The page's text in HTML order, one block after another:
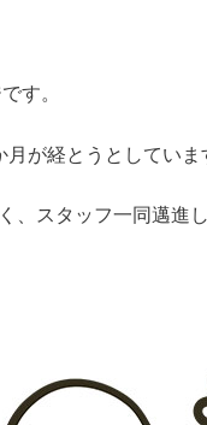
す。
が経とうとしていま
、スタッフ一同邁進